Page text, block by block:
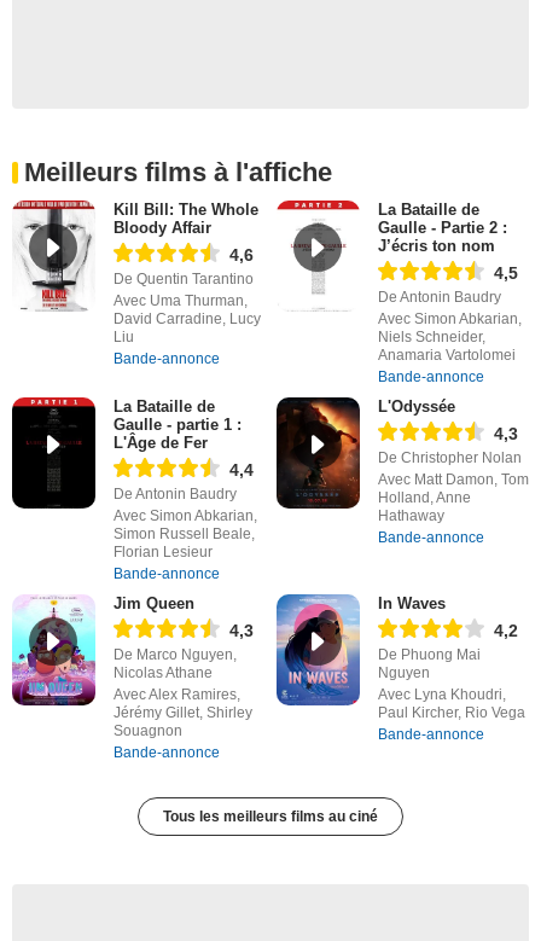
Meilleurs films à l'affiche
Kill Bill: The Whole
Bloody Affair
4,6
De Quentin Tarantino
Avec Uma Thurman,
David Carradine, Lucy
Liu
Bande-annonce
La Bataille de
Gaulle - Partie 2 :
J’écris ton nom
4,5
De Antonin Baudry
Avec Simon Abkarian,
Niels Schneider,
Anamaria Vartolomei
Bande-annonce
La Bataille de
Gaulle - partie 1 :
L'Âge de Fer
4,4
De Antonin Baudry
Avec Simon Abkarian,
Simon Russell Beale,
Florian Lesieur
Bande-annonce
L'Odyssée
4,3
De Christopher Nolan
Avec Matt Damon, Tom
Holland, Anne
Hathaway
Bande-annonce
Jim Queen
4,3
De Marco Nguyen,
Nicolas Athane
Avec Alex Ramires,
Jérémy Gillet, Shirley
Souagnon
Bande-annonce
In Waves
4,2
De Phuong Mai
Nguyen
Avec Lyna Khoudri,
Paul Kircher, Rio Vega
Bande-annonce
Tous les meilleurs films au ciné